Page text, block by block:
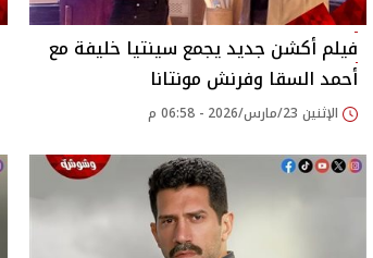
فيلم أكشن جديد يجمع سينتيا خليفة مع
أحمد السقا وفرنش مونتانا
الإثنين 23/مارس/2026 - 06:58 م